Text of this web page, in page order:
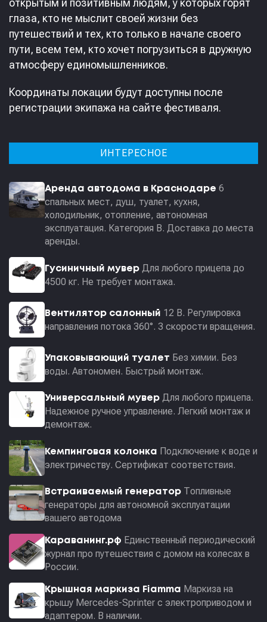
открытым и позитивным людям, у которых горят
глаза, кто не мыслит своей жизни без
путешествий и тех, кто только в начале своего
пути, всем тем, кто хочет погрузиться в дружную
атмосферу единомышленников.
Координаты локации будут доступны после
регистрации экипажа на сайте фестиваля.
ИНТЕРЕСНОЕ
Аренда автодома в Краснодаре 6
спальных мест, душ, туалет, кухня,
холодильник, отопление, автономная
эксплуатация. Категория В. Доставка до места
аренды.
Гусиничный мувер Для любого прицепа до
4500 кг. Не требует монтажа.
Вентилятор салонный 12 В. Регулировка
направления потока 360°. 3 скорости вращения.
Упаковывающий туалет Без химии. Без
воды. Автономен. Быстрый монтаж.
Универсальный мувер Для любого прицепа.
Надежное ручное управление. Легкий монтаж и
демонтаж.
Кемпинговая колонка Подключение к воде и
электричеству. Сертификат соответствия.
Встраиваемый генератор Топливные
генераторы для автономной эксплуатации
вашего автодома
Караванинг.рф Единственный периодический
журнал про путешествия с домом на колесах в
России.
Крышная маркиза Fiamma Маркиза на
крышу Mercedes-Sprinter с электроприводом и
адаптером. В наличии.